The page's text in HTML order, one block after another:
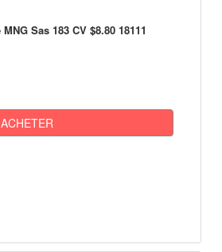
Sas 183 CV $8.80 18111
ACHETER